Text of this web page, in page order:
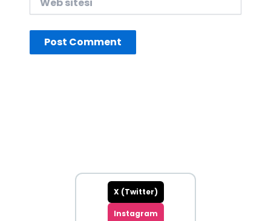
sitesi
X (Twitter)
Instagram